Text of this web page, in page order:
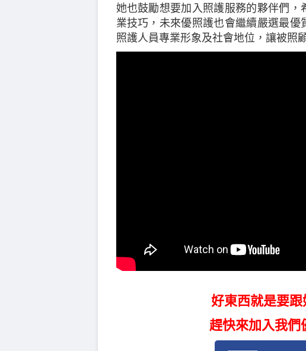
她也鼓勵想要加入照護服務的夥伴們
業技巧，未來優照護也會繼續嚴選最
照護人員專業形象及社會地位，讓被照
好東西就是要
趕快來加入我